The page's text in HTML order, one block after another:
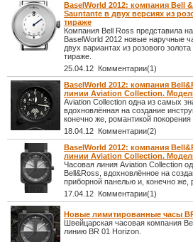
BaselWorld 2012: компания Bell
Sauntante в двух версиях из
тираже
Компания Bell Ross представила
BaselWorld 2012 новые наручные
двух вариантах из розового
тираже.
25.04.12 Комментарии(1)
BaselWorld 2012: компания
линии Aviation Collection.
Aviation Collection одна из самых
вдохновлённая на создание
конечно же, романтикой покорения
18.04.12 Комментарии(2)
BaselWorld 2012: компания
линии Aviation Collection.
Часовая линия Aviation Collection
Bell&Ross, вдохновлённое на
приборной панелью и, конечно же,
17.04.12 Комментарии(1)
Новые лимитированные часы
Швейцарская часовая компания
линию BR 01 Horizon.